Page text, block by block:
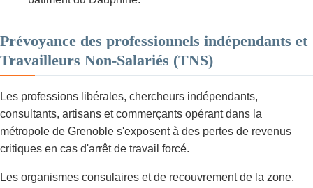
Prévoyance des professionnels indépendants et
Travailleurs Non-Salariés (TNS)
Les professions libérales, chercheurs indépendants,
consultants, artisans et commerçants opérant dans la
métropole de Grenoble s'exposent à des pertes de revenus
critiques en cas d'arrêt de travail forcé.
Les organismes consulaires et de recouvrement de la zone,